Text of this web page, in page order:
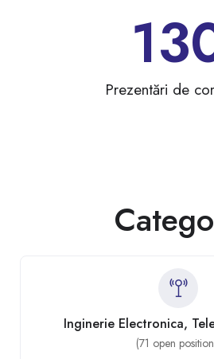
Prezentări de
Inginerie Electronica,
Tehnologii
(71 open